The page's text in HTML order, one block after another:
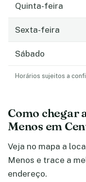
Quinta-feira
Sexta-feira
Sábado
Horários sujeitos a
Como chegar
Menos em
Veja no mapa a
Menos e trace a
endereço.